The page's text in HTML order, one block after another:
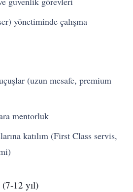
yönetiminde çalışma
(uzun mesafe, premium
mentorluk
katılım (First Class servis,
12 yıl)